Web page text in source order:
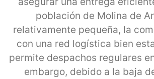
población de Molina de
relativamente pequeña, la
con una red logística bien
permite despachos regulares
embargo, debido a la baja